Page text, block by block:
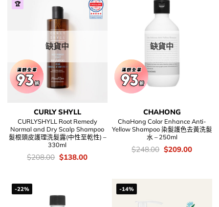
🏆
缺貨中
CURLY SHYLL
CURLYSHYLL Root Remedy
Normal and Dry Scalp Shampoo
髮根頭皮護理洗髮露(中性至乾性) –
330ml
價
錢：
$208.00 Original
price
$138.00Current
缺貨中
CHAHONG
ChaHong Color Enhance Anti-
Yellow Shampoo 染髮護色去黃洗髮
水 – 250ml
價
錢：
$248.00 Original
price
$209.00Current
-22% -14%